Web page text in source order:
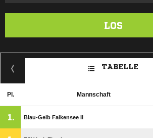
LOS
TABELLE
Pl. Mannschaft
1. Blau-Gelb Falkensee II